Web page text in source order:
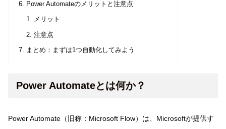
Power Automateのメリットと注意点
メリット
注意点
まとめ：まずは1つ自動化してみよう
Power Automateとは何か？
Power Automate（旧称：Microsoft Flow）は、Microsoftが提供す